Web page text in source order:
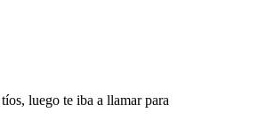
luego te iba a llamar para